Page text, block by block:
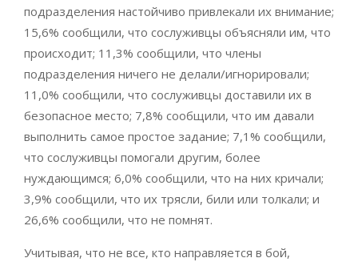
подразделения настойчиво привлекали их внимание;
15,6% сообщили, что сослуживцы объясняли им, что
происходит; 11,3% сообщили, что члены
подразделения ничего не делали/игнорировали;
11,0% сообщили, что сослуживцы доставили их в
безопасное место; 7,8% сообщили, что им давали
выполнить самое простое задание; 7,1% сообщили,
что сослуживцы помогали другим, более
нуждающимся; 6,0% сообщили, что на них кричали;
3,9% сообщили, что их трясли, били или толкали; и
26,6% сообщили, что не помнят.
Учитывая, что не все, кто направляется в бой,